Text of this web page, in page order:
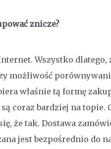
znicze?
Wszystko
możliwość
właśnie tą formę
coraz bardziej na topie.
że tak. Dostawa
jest bezpośrednio do